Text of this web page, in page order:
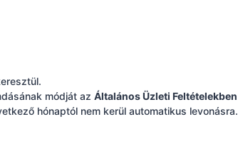
módját az Általános Üzleti Feltételekben
hónaptól nem kerül automatikus levonásra.